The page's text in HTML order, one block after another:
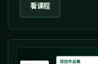
看课程